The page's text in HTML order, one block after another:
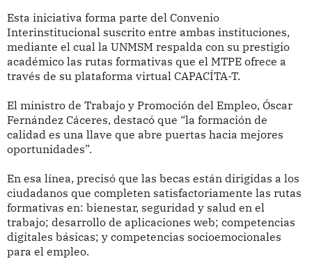
Esta iniciativa forma parte del Convenio
Interinstitucional suscrito entre ambas instituciones,
mediante el cual la UNMSM respalda con su prestigio
académico las rutas formativas que el MTPE ofrece a
través de su plataforma virtual CAPACÍTA-T.
El ministro de Trabajo y Promoción del Empleo, Óscar
Fernández Cáceres, destacó que “la formación de
calidad es una llave que abre puertas hacia mejores
oportunidades”.
En esa línea, precisó que las becas están dirigidas a los
ciudadanos que completen satisfactoriamente las rutas
formativas en: bienestar, seguridad y salud en el
trabajo; desarrollo de aplicaciones web; competencias
digitales básicas; y competencias socioemocionales
para el empleo.